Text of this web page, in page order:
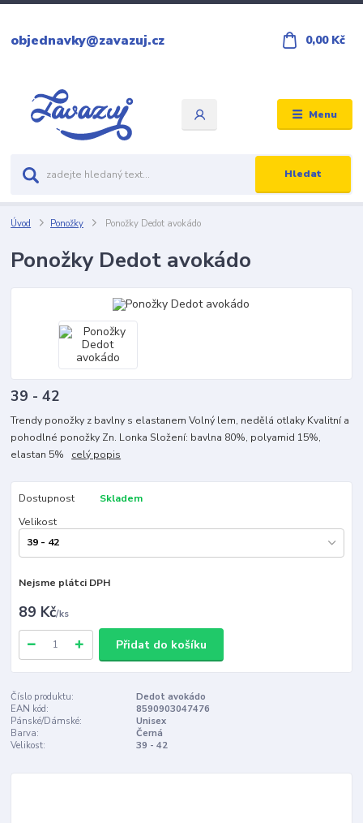
Menu
Hledat
objednavky@zavazuj.cz 0,00 Kč
Úvod Ponožky Ponožky Dedot avokádo
Ponožky Dedot avokádo
39 - 42
Trendy ponožky z bavlny s elastanem Volný lem, nedělá otlaky Kvalitní a
pohodlné ponožky Zn. Lonka Složení: bavlna 80%, polyamid 15%,
elastan 5% celý popis
Dostupnost
Skladem
Velikost
Nejsme plátci DPH
89 Kč/ks
Přidat do košíku
Číslo produktu:
Dedot avokádo
EAN kód:
8590903047476
Pánské/Dámské:
Unisex
Barva:
Černá
Velikost:
39 - 42